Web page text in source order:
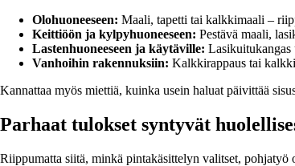
Olohuoneeseen: Maali, tapetti tai kalkkimaali –
Keittiöön ja kylpyhuoneeseen: Pestävä maali,
Lastenhuoneeseen ja käytäville: Lasikuitukangas
Vanhoihin rakennuksiin: Kalkkirappaus tai
Kannattaa myös miettiä, kuinka usein haluat päivittää
Parhaat tulokset syntyvät
Riippumatta siitä, minkä pintakäsittelyn valitset, pohjatyö